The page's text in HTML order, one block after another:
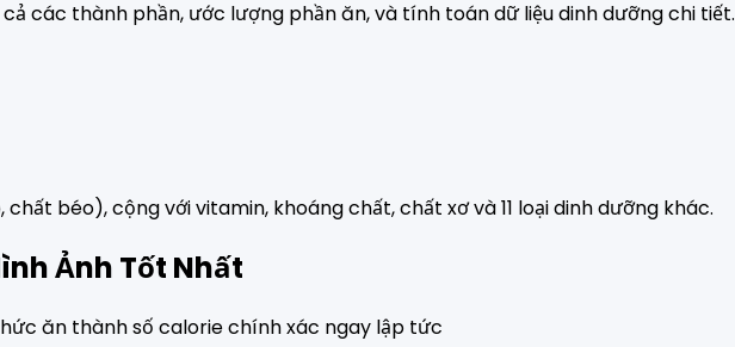
các thành phần, ước lượng phần ăn, và tính toán dữ liệu dinh dưỡng chi tiết.
béo), cộng với vitamin, khoáng chất, chất xơ và 11 loại dinh dưỡng khác.
Ảnh Tốt Nhất
ăn thành số calorie chính xác ngay lập tức